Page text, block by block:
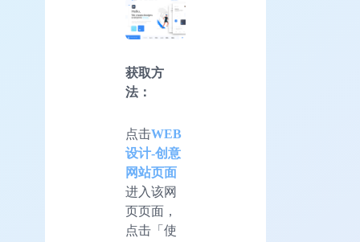
获取方
法：
点击WEB
设计-创意
网站页面
进入该网
页页面，
点击「使